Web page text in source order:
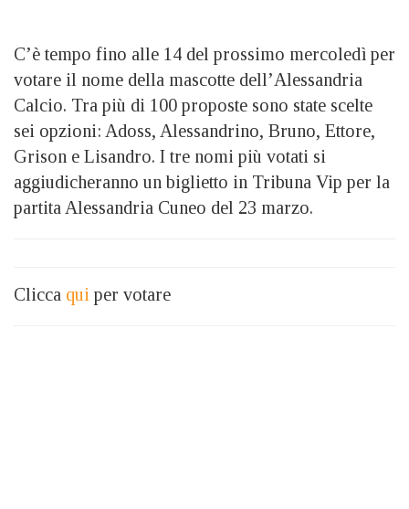
C’è tempo fino alle 14 del prossimo mercoledì per
votare il nome della mascotte dell’Alessandria
Calcio. Tra più di 100 proposte sono state scelte
sei opzioni: Adoss, Alessandrino, Bruno, Ettore,
Grison e Lisandro. I tre nomi più votati si
aggiudicheranno un biglietto in Tribuna Vip per la
partita Alessandria Cuneo del 23 marzo.
Clicca qui per votare